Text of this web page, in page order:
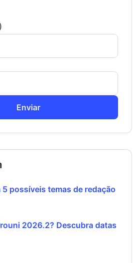
Enviar
possíveis temas de redação
2026.2? Descubra datas